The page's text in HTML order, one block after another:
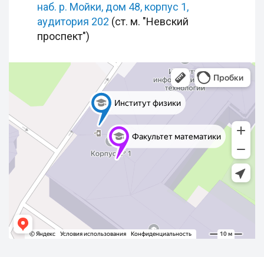
наб. р. Мойки, дом 48, корпус 1,
аудитория 202 (ст. м. "Невский
проспект")